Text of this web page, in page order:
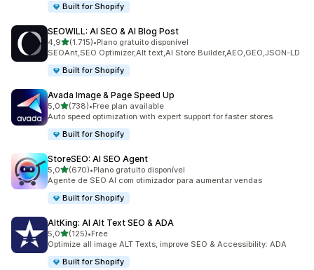
Built for Shopify
SEOWILL: AI SEO & AI Blog Post
4,9de 5 estrelas
(1.715)
1715 total de avaliações
•Plano gratuito disponível
SEOAnt,SEO Optimizer,Alt text,AI Store Builder,AEO,GEO,JSON-LD
Built for Shopify
Avada Image & Page Speed Up
5,0de 5 estrelas
(738)
738 total de avaliações
•Free plan available
Auto speed optimization with expert support for faster stores
Built for Shopify
StoreSEO: AI SEO Agent
5,0de 5 estrelas
(670)
670 total de avaliações
•Plano gratuito disponível
Agente de SEO AI com otimizador para aumentar vendas
Built for Shopify
AltKing: AI Alt Text SEO & ADA
5,0de 5 estrelas
(125)
125 total de avaliações
•Free
Optimize all image ALT Texts, improve SEO & Accessibility: ADA
Built for Shopify